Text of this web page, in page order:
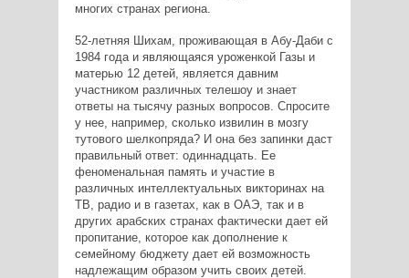
многих странах региона.
52-летняя Шихам, проживающая в Абу-Даби с
1984 года и являющаяся уроженкой Газы и
матерью 12 детей, является давним
участником различных телешоу и знает
ответы на тысячу разных вопросов. Спросите
у нее, например, сколько извилин в мозгу
тутового шелкопряда? И она без запинки даст
правильный ответ: одиннадцать. Ее
феноменальная память и участие в
различных интеллектуальных викторинах на
ТВ, радио и в газетах, как в ОАЭ, так и в
других арабских странах фактически дает ей
пропитание, которое как дополнение к
семейному бюджету дает ей возможность
надлежащим образом учить своих детей.